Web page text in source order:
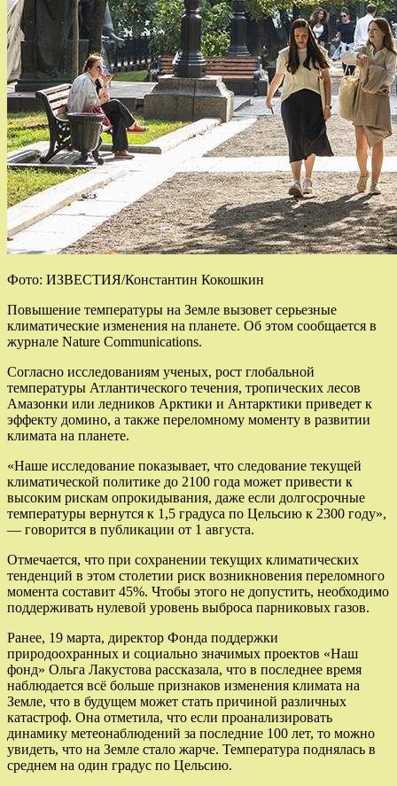
Фото: ИЗВЕСТИЯ/Константин Кокошкин
Повышение температуры на Земле вызовет серьезные
климатические изменения на планете. Об этом сообщается в
журнале Nature Communications.
Согласно исследованиям ученых, рост глобальной
температуры Атлантического течения, тропических лесов
Амазонки или ледников Арктики и Антарктики приведет к
эффекту домино, а также переломному моменту в развитии
климата на планете.
«Наше исследование показывает, что следование текущей
климатической политике до 2100 года может привести к
высоким рискам опрокидывания, даже если долгосрочные
температуры вернутся к 1,5 градуса по Цельсию к 2300 году»,
— говорится в публикации от 1 августа.
Отмечается, что при сохранении текущих климатических
тенденций в этом столетии риск возникновения переломного
момента составит 45%. Чтобы этого не допустить, необходимо
поддерживать нулевой уровень выброса парниковых газов.
Ранее, 19 марта, директор Фонда поддержки
природоохранных и социально значимых проектов «Наш
фонд» Ольга Лакустова рассказала, что в последнее время
наблюдается всё больше признаков изменения климата на
Земле, что в будущем может стать причиной различных
катастроф. Она отметила, что если проанализировать
динамику метеонаблюдений за последние 100 лет, то можно
увидеть, что на Земле стало жарче. Температура поднялась в
среднем на один градус по Цельсию.